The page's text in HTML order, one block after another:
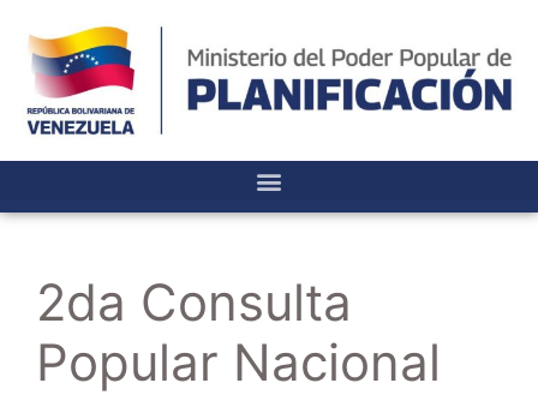
2da Consulta
Popular Nacional